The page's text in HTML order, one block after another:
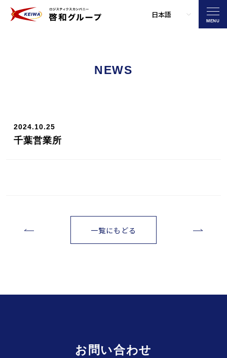
MENU
NEWS
2024.10.25
千葉営業所
一覧にもどる
お問い合わせ